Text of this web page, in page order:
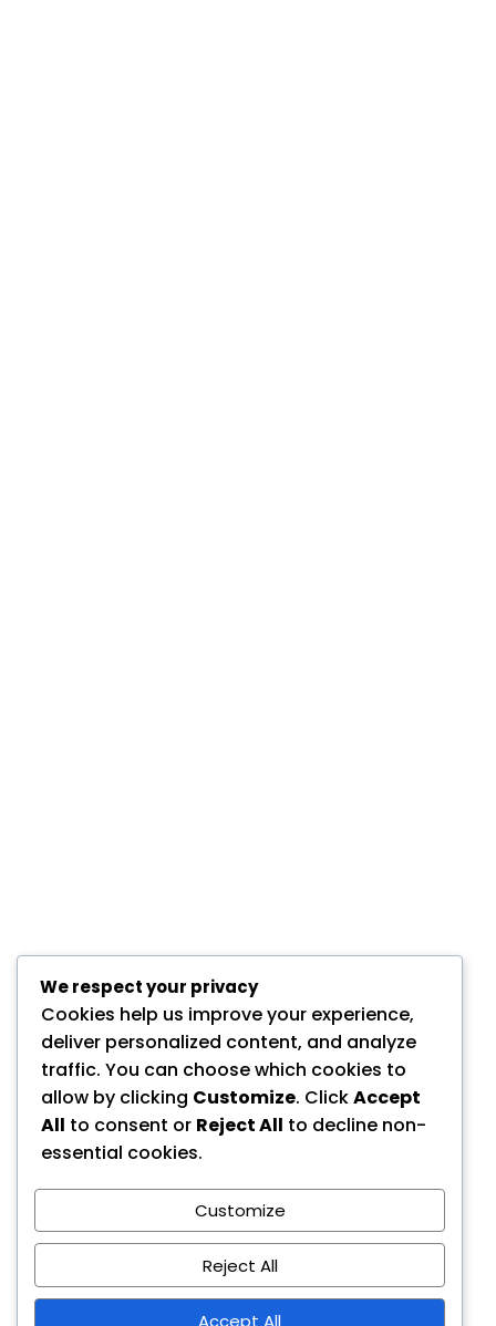
We respect your privacy
Cookies help us improve your experience,
deliver personalized content, and analyze
traffic. You can choose which cookies to
allow by clicking Customize. ClickAccept
All to consent or Reject All to decline non-
essential cookies.
Customize
Reject All
Accept All